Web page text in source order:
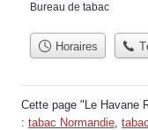
Bureau de tabac
Horaires
Cette page "Le Havane
: tabac Normandie